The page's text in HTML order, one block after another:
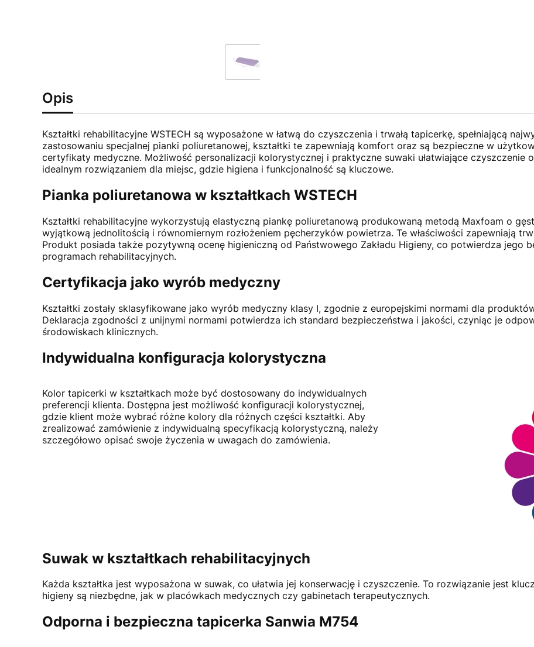
Opis
Kształtki rehabilitacyjne WSTECH są wyposażone w łatwą do czyszczenia i trwałą tapicerkę, spełniającą
zastosowaniu specjalnej pianki poliuretanowej, kształtki te zapewniają komfort oraz są bezpieczne w
certyfikaty medyczne. Możliwość personalizacji kolorystycznej i praktyczne suwaki ułatwiające czyszczenie
idealnym rozwiązaniem dla miejsc, gdzie higiena i funkcjonalność są kluczowe.
Pianka poliuretanowa w kształtkach WSTECH
Kształtki rehabilitacyjne wykorzystują elastyczną piankę poliuretanową produkowaną metodą Maxfoam o
wyjątkową jednolitością i równomiernym rozłożeniem pęcherzyków powietrza. Te właściwości zapewniają
Produkt posiada także pozytywną ocenę higieniczną od Państwowego Zakładu Higieny, co potwierdza jego
programach rehabilitacyjnych.
Certyfikacja jako wyrób medyczny
Kształtki zostały sklasyfikowane jako wyrób medyczny klasy I, zgodnie z europejskimi normami dla
Deklaracja zgodności z unijnymi normami potwierdza ich standard bezpieczeństwa i jakości, czyniąc je
środowiskach klinicznych.
Indywidualna konfiguracja kolorystyczna
Kolor tapicerki w kształtkach może być dostosowany do indywidualnych
preferencji klienta. Dostępna jest możliwość konfiguracji kolorystycznej,
gdzie klient może wybrać różne kolory dla różnych części kształtki. Aby
zrealizować zamówienie z indywidualną specyfikacją kolorystyczną, należy
szczegółowo opisać swoje życzenia w uwagach do zamówienia.
Suwak w kształtkach rehabilitacyjnych
Każda kształtka jest wyposażona w suwak, co ułatwia jej konserwację i czyszczenie. To rozwiązanie jest
higieny są niezbędne, jak w placówkach medycznych czy gabinetach terapeutycznych.
Odporna i bezpieczna tapicerka Sanwia M754